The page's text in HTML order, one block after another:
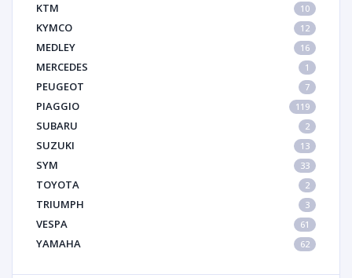
KTM 10
KYMCO 12
MEDLEY 16
MERCEDES 1
PEUGEOT 7
PIAGGIO 119
SUBARU 2
SUZUKI 13
SYM 33
TOYOTA 2
TRIUMPH 3
VESPA 61
YAMAHA 62